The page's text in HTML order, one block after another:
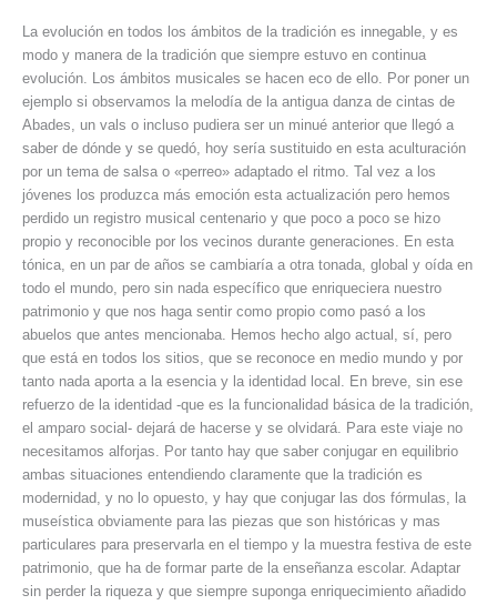
La evolución en todos los ámbitos de la tradición es innegable, y es
modo y manera de la tradición que siempre estuvo en continua
evolución. Los ámbitos musicales se hacen eco de ello. Por poner un
ejemplo si observamos la melodía de la antigua danza de cintas de
Abades, un vals o incluso pudiera ser un minué anterior que llegó a
saber de dónde y se quedó, hoy sería sustituido en esta aculturación
por un tema de salsa o «perreo» adaptado el ritmo. Tal vez a los
jóvenes los produzca más emoción esta actualización pero hemos
perdido un registro musical centenario y que poco a poco se hizo
propio y reconocible por los vecinos durante generaciones. En esta
tónica, en un par de años se cambiaría a otra tonada, global y oída en
todo el mundo, pero sin nada específico que enriqueciera nuestro
patrimonio y que nos haga sentir como propio como pasó a los
abuelos que antes mencionaba. Hemos hecho algo actual, sí, pero
que está en todos los sitios, que se reconoce en medio mundo y por
tanto nada aporta a la esencia y la identidad local. En breve, sin ese
refuerzo de la identidad -que es la funcionalidad básica de la tradición,
el amparo social- dejará de hacerse y se olvidará. Para este viaje no
necesitamos alforjas. Por tanto hay que saber conjugar en equilibrio
ambas situaciones entendiendo claramente que la tradición es
modernidad, y no lo opuesto, y hay que conjugar las dos fórmulas, la
museística obviamente para las piezas que son históricas y mas
particulares para preservarla en el tiempo y la muestra festiva de este
patrimonio, que ha de formar parte de la enseñanza escolar. Adaptar
sin perder la riqueza y que siempre suponga enriquecimiento añadido